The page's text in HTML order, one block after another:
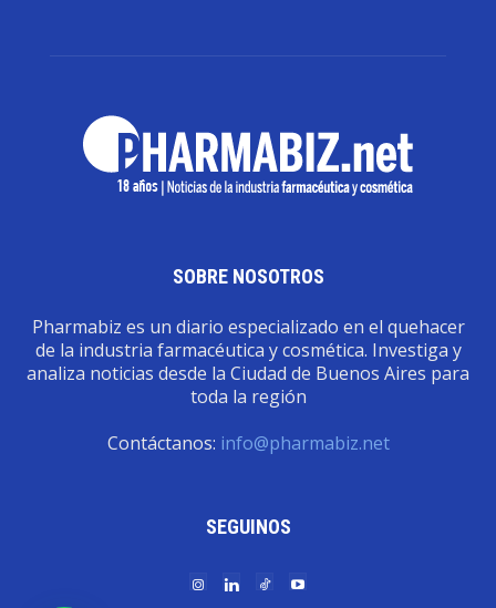
SOBRE NOSOTROS
Pharmabiz es un diario especializado en el quehacer
de la industria farmacéutica y cosmética. Investiga y
analiza noticias desde la Ciudad de Buenos Aires para
toda la región
Contáctanos: info@pharmabiz.net
SEGUINOS